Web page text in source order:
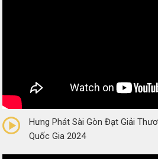
(0 Reviews)
Hưng Phát Sài Gòn Đạt Giải
Quốc Gia 2024